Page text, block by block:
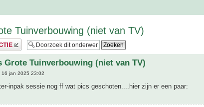
Tuinverbouwing (niet van TV)
Grote Tuinverbouwing (niet van TV)
16 jan 2025 23:02
inpak sessie nog ff wat pics geschoten....hier zijn er een paar: